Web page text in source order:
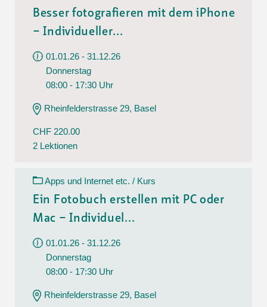
Besser fotografieren mit dem iPhone
– Individueller...
01.01.26 - 31.12.26
Donnerstag
08:00 - 17:30 Uhr
Rheinfelderstrasse 29, Basel
CHF 220.00
2 Lektionen
Apps und Internet etc. / Kurs
Ein Fotobuch erstellen mit PC oder
Mac – Individuel...
01.01.26 - 31.12.26
Donnerstag
08:00 - 17:30 Uhr
Rheinfelderstrasse 29, Basel